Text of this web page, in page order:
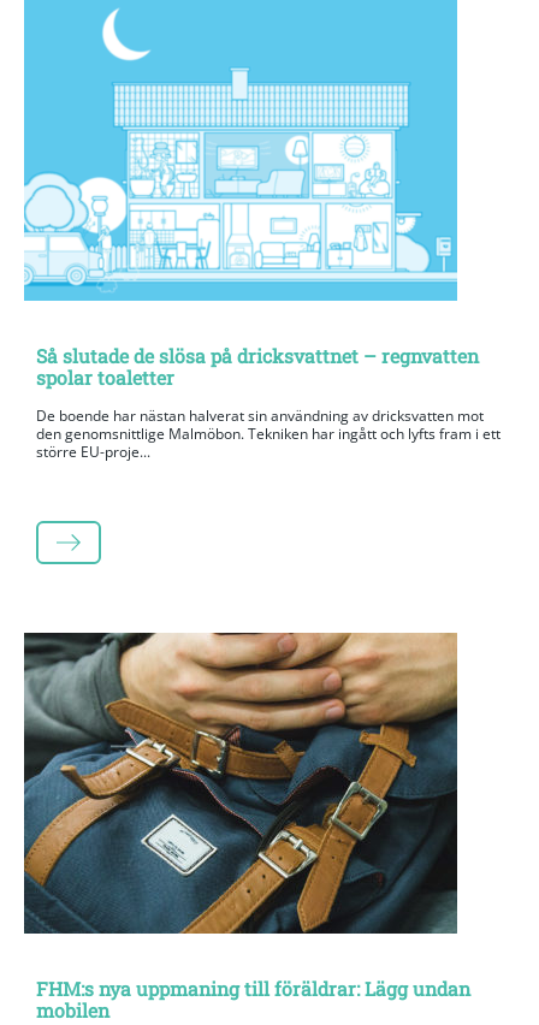
Så slutade de slösa på dricksvattnet – regnvatten
spolar toaletter
De boende har nästan halverat sin användning av dricksvatten mot
den genomsnittlige Malmöbon. Tekniken har ingått och lyfts fram i ett
större EU-proje...
LÄS MER
FHM:s nya uppmaning till föräldrar: Lägg undan
mobilen